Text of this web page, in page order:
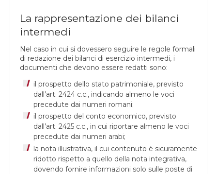
La rappresentazione dei bilanci
intermedi
Nel caso in cui si dovessero seguire le regole formali
di redazione dei bilanci di esercizio intermedi, i
documenti che devono essere redatti sono:
il prospetto dello stato patrimoniale, previsto
dall’art. 2424 c.c., indicando almeno le voci
precedute dai numeri romani;
il prospetto del conto economico, previsto
dall’art. 2425 c.c., in cui riportare almeno le voci
precedute dai numeri arabi;
la nota illustrativa, il cui contenuto è sicuramente
ridotto rispetto a quello della nota integrativa,
dovendo fornire informazioni solo sulle poste di